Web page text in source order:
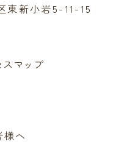
東新小岩5-11-15
スマップ
へ